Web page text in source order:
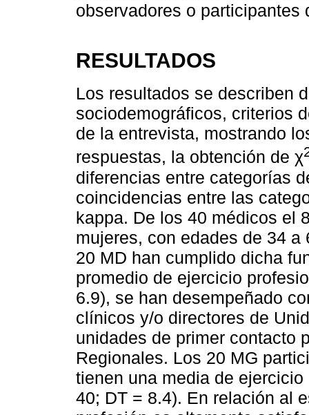
observadores o participantes
RESULTADOS
Los resultados se describen
sociodemográficos, criterios
de la entrevista, mostrando
respuestas, la obtención de χ
diferencias entre categorías
coincidencias entre las
kappa. De los 40 médicos el
mujeres, con edades de 34
20 MD han cumplido dicha
promedio de ejercicio
6.9), se han desempeñado
clínicos y/o directores de
unidades de primer contacto
Regionales. Los 20 MG
tienen una media de
40; DT = 8.4). En relación al